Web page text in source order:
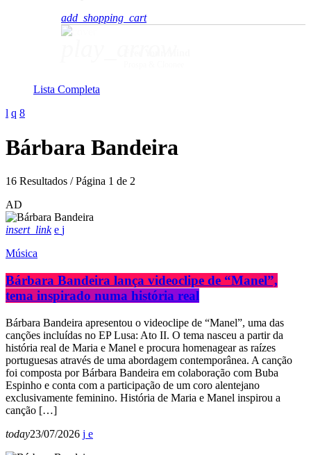
add_shopping_cart
Lista Completa
Bárbara Bandeira
16 Resultados / Página 1 de 2
AD
insert_link
Música
Bárbara Bandeira lança videoclipe de “Manel”,
tema inspirado numa história real
Bárbara Bandeira apresentou o videoclipe de “Manel”, uma das
canções incluídas no EP Lusa: Ato II. O tema nasceu a partir da
história real de Maria e Manel e procura homenagear as raízes
portuguesas através de uma abordagem contemporânea. A canção
foi composta por Bárbara Bandeira em colaboração com Buba
Espinho e conta com a participação de um coro alentejano
exclusivamente feminino. História de Maria e Manel inspirou a
canção […]
today23/07/2026